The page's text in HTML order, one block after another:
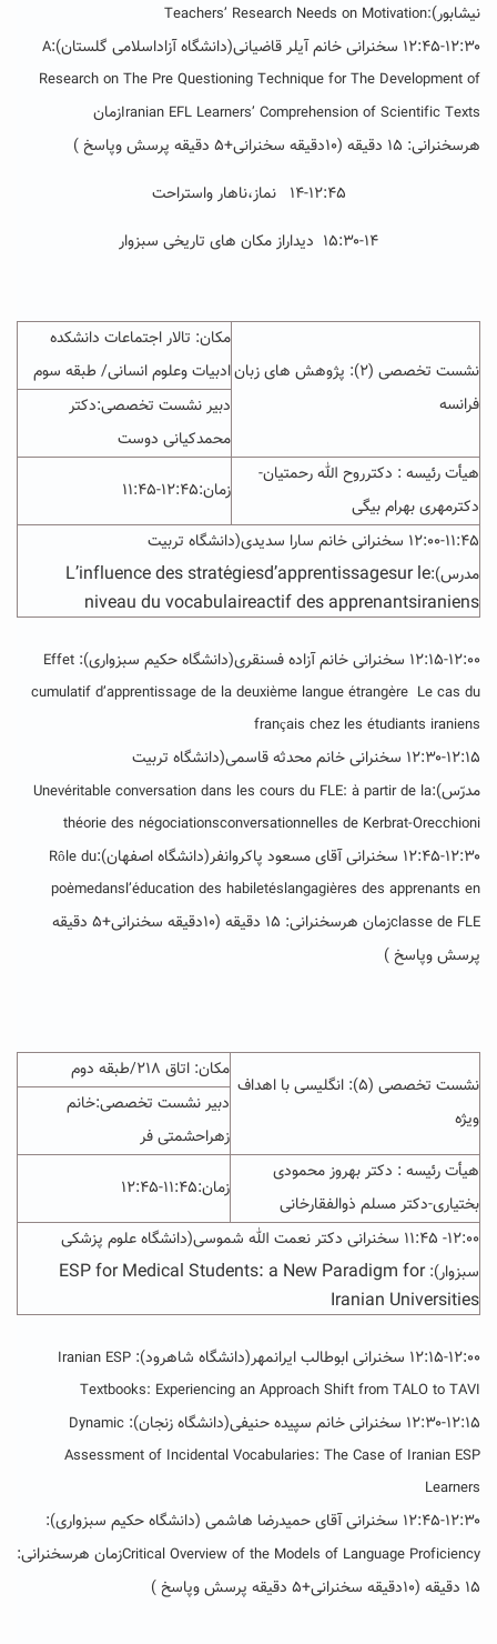
نیشابور):Teachers’ Research Needs on Motivation
۱۲:۴۵-۱۲:۳۰ سخنرانی خانم آیلر قاضیانی (دانشگاه آزاداسلامی گلستان):A
Research on The Pre Questioning Technique for The Development of
Iranian EFL Learners’ Comprehension of Scientific Textsزمان
هرسخنرانی: ۱۵ دقیقه (۱۰دقیقه سخنرانی+۵ دقیقه پرسش وپاسخ )
۱۴-۱۲:۴۵ نماز،ناهار واستراحت
۱۵:۳۰-۱۴ دیداراز مکان های تاریخی سبزوار
نشست تخصصی (۲): پژوهش های زبان
فرانسه
مکان: تالار اجتماعات دانشکده
ادبیات وعلوم انسانی/ طبقه سوم
دبیر نشست تخصصی:دکتر
محمدکیانی دوست
هیأت رئیسه : دکترروح الله رحمتیان-
دکترمهری بهرام بیگی
زمان:۱۲:۴۵-۱۱:۴۵
۱۲:۰۰-۱۱:۴۵ سخنرانی خانم سارا سدیدی(دانشگاه تربیت
مدرس):L’influence des stratégiesd’apprentissagesur le
niveau du vocabulaireactif des apprenantsiraniens
۱۲:۱۵-۱۲:۰۰ سخنرانی خانم آزاده فسنقری(دانشگاه حکیم سبزواری):
Effet
cumulatif d’apprentissage de la deuxième langue étrangère Le cas du
français chez les étudiants iraniens
۱۲:۳۰-۱۲:۱۵ سخنرانی خانم محدثه قاسمی(دانشگاه تربیت
مدرّس):Unevéritable conversation dans les cours du FLE: à partir de la
théorie des négociationsconversationnelles de Kerbrat-Orecchioni
۱۲:۴۵-۱۲:۳۰ سخنرانی آقای مسعود پاکروانفر(دانشگاه اصفهان):Rôle du
poèmedanslʼéducation des habiletéslangagières des apprenants en
classe de FLE
زمان هرسخنرانی: ۱۵ دقیقه (۱۰دقیقه سخنرانی+۵ دقیقه
پرسش وپاسخ )
نشست تخصصی (۵): انگلیسی با اهداف
ویژه
مکان: اتاق ۲۱۸/طبقه دوم
دبیر نشست تخصصی:خانم
زهراحشمتی فر
هیأت رئیسه : دکتر بهروز محمودی
بختیاری-دکتر مسلم ذوالفقارخانی
زمان:۱۱:۴۵-۱۲:۴۵
۱۲:۰۰- ۱۱:۴۵ سخنرانی دکتر نعمت الله شموسی(دانشگاه علوم پزشکی
سبزوار):
ESP for Medical Students: a New Paradigm for
Iranian Universities
۱۲:۱۵-۱۲:۰۰ سخنرانی ابوطالب ایرانمهر(دانشگاه شاهرود):
Iranian ESP
Textbooks: Experiencing an Approach Shift from TALO to TAVI
۱۲:۳۰-۱۲:۱۵ سخنرانی خانم سپیده حنیفی(دانشگاه زنجان ):
Dynamic
Assessment of Incidental Vocabularies: The Case of Iranian ESP
Learners
۱۲:۴۵-۱۲:۳۰ سخنرانی آقای حمیدرضا هاشمی (دانشگاه حکیم سبزواری):
Critical Overview of the Models of Language Proficiencyزمان هرسخنرانی:
۱۵ دقیقه (۱۰دقیقه سخنرانی+۵ دقیقه پرسش وپاسخ )